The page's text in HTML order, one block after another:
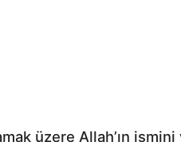
üzere Allah’ın